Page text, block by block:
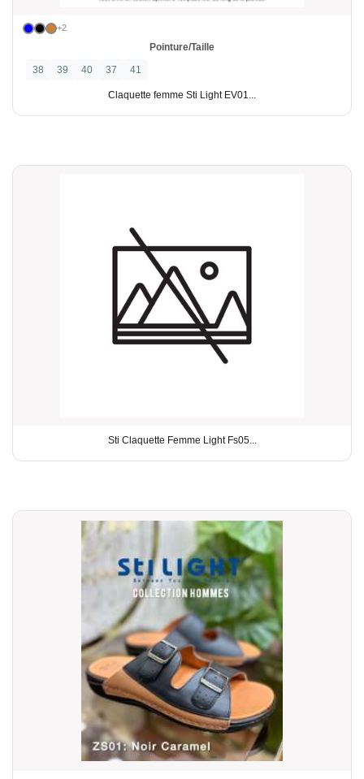
+2
Pointure/Taille
38
39 40 37 41
Claquette femme Sti Light EV01...
Sti Claquette Femme Light Fs05...